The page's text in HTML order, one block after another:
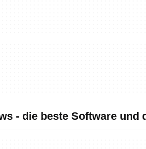
- die beste Software und